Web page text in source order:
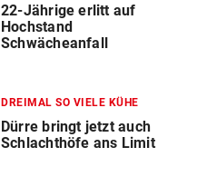
22-Jährige erlitt auf
Hochstand
Schwächeanfall
DREIMAL SO VIELE KÜHE
Dürre bringt jetzt auch
Schlachthöfe ans Limit